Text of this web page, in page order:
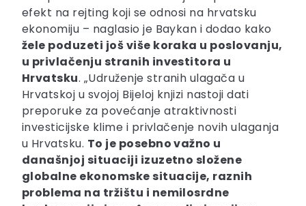
efekt na rejting koji se odnosi na hrvatsku
ekonomiju – naglasio je Baykan i dodao kako
žele poduzeti još više koraka u poslovanju,
u privlačenju stranih investitora u
Hrvatsku. „Udruženje stranih ulagača u
Hrvatskoj u svojoj Bijeloj knjizi nastoji dati
preporuke za povećanje atraktivnosti
investicijske klime i privlačenje novih ulaganja
u Hrvatsku. To je posebno važno u
današnjoj situaciji izuzetno složene
globalne ekonomske situacije, raznih
problema na tržištu i nemilosrdne